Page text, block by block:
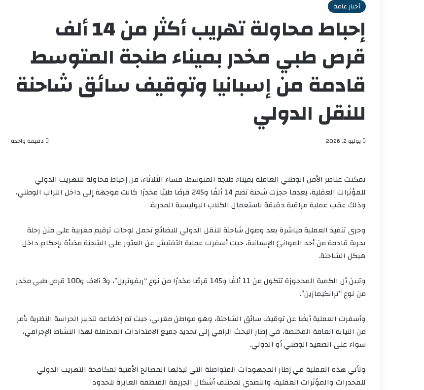
أخبار عامة
إحباط محاولة تهريب أكثر من 14 ألف
قرص طبي مخدر بميناء طنجة المتوسط
قادمة من إسبانيا وتوقيف سائق شاحنة
للنقل الدولي
يوليو 2, 2026 دقيقة واحدة
تمكنت عناصر الأمن الوطني العاملة بميناء طنجة المتوسط، مساء الثلاثاء، من إحباط محاولة للتهريب الدولي
للمؤثرات العقلية، بعدما حجزت شحنة تضم 14 ألفًا و245 قرصًا طبيًا مخدرًا كانت موجهة إلى داخل التراب الوطني،
وذلك عقب عملية مراقبة دقيقة باستعمال الكلاب البوليسية المدربة.
وجرى تنفيذ العملية مباشرة بعد وصول شاحنة للنقل الدولي للبضائع تحمل لوحات ترقيم مغربية على متن رحلة
بحرية قادمة من أحد الموانئ الإسبانية، حيث أسفرت عملية التفتيش عن العثور على الشحنة مخبأة بإحكام داخل
هيكل الشاحنة.
وتبين أن الكمية المحجوزة تتكون من 11 ألفًا و145 قرصًا مخدرًا من نوع “ريفوتريل”، و3 آلاف و100 قرص طبي مخدر
من نوع “ترانكيمازين”.
وأسفرت العملية أيضًا عن توقيف سائق الشاحنة، وهو مواطن مغربي، حيث تم إخضاعه لتدبير الحراسة النظرية بأمر
من النيابة العامة المختصة، في إطار البحث الرامي إلى تحديد جميع الامتدادات المحتملة لهذا النشاط الإجرامي،
سواء على الصعيد الوطني أو الدولي.
وتأتي هذه العملية في إطار المجهودات المتواصلة التي تبذلها المصالح الأمنية لمكافحة التهريب الدولي
للمخدرات والمؤثرات العقلية، والتصدي لمختلف أشكال الجريمة المنظمة العابرة للحدود